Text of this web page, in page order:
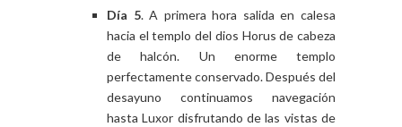
Día 5. A primera hora salida en calesa
hacia el templo del dios Horus de cabeza
de halcón. Un enorme templo
perfectamente conservado. Después del
desayuno continuamos navegación
hasta Luxor disfrutando de las vistas de